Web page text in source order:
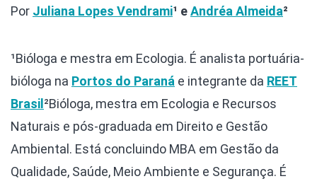
Por Juliana Lopes Vendrami¹ eAndréa Almeida²
¹Bióloga e mestra em Ecologia. É analista portuária-
bióloga na Portos do Paraná e integrante da REET
Brasil ²Bióloga, mestra em Ecologia e Recursos
Naturais e pós-graduada em Direito e Gestão
Ambiental. Está concluindo MBA em Gestão da
Qualidade, Saúde, Meio Ambiente e Segurança. É